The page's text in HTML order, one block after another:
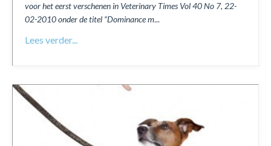
voor het eerst verschenen in Veterinary Times Vol 40 No 7, 22-
02-2010 onder de titel “Dominance m...
Lees verder...